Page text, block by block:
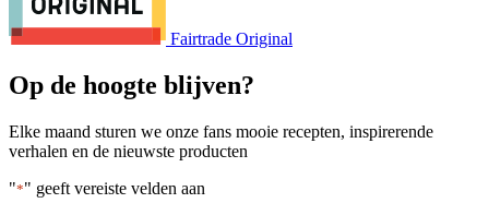
Fairtrade Original
Op de hoogte blijven?
Elke maand sturen we onze fans mooie recepten, inspirerende
verhalen en de nieuwste producten
"*" geeft vereiste velden aan